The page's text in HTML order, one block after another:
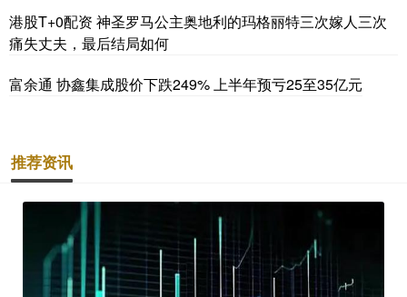
港股T+0配资 神圣罗马公主奥地利的玛格丽特三次嫁人三次
痛失丈夫，最后结局如何
富余通 协鑫集成股价下跌249% 上半年预亏25至35亿元
推荐资讯